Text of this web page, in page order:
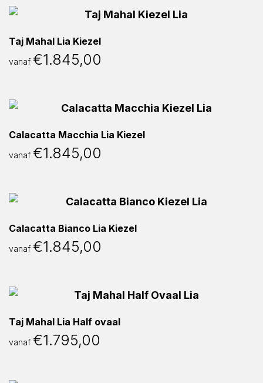
Taj Mahal Lia Kiezel
vanaf €1.845,00
Calacatta Macchia Lia Kiezel
vanaf €1.845,00
Calacatta Bianco Lia Kiezel
vanaf €1.845,00
Taj Mahal Lia Half ovaal
vanaf €1.795,00